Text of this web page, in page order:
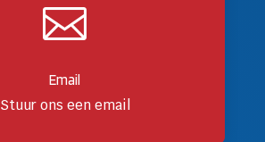

Email
Stuur ons een email